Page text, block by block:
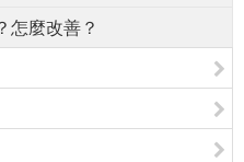
怎麼改善？